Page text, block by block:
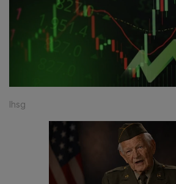
Ihsg